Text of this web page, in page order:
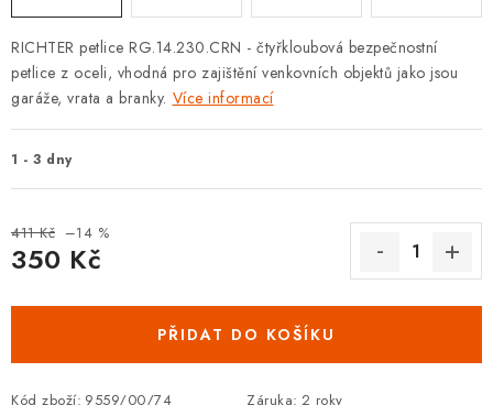
CYLINDRICKÉ VLOŽKY
VISACÍ ZÁMKY
ZÁMKY, PETLICE A ZÁVORY
DOPLŇKY KE DVEŘÍM
PRO POSUVNÉ DVEŘE
RICHTER petlice RG.14.230.CRN - čtyřkloubová bezpečnostní
petlice z oceli, vhodná pro zajištění venkovních objektů jako jsou
garáže, vrata a branky. Více informací
1 - 3 dny
411 Kč –14 %
350 Kč
PŘIDAT DO KOŠÍKU
Kód zboží: 9559/00/74 Záruka: 2 roky